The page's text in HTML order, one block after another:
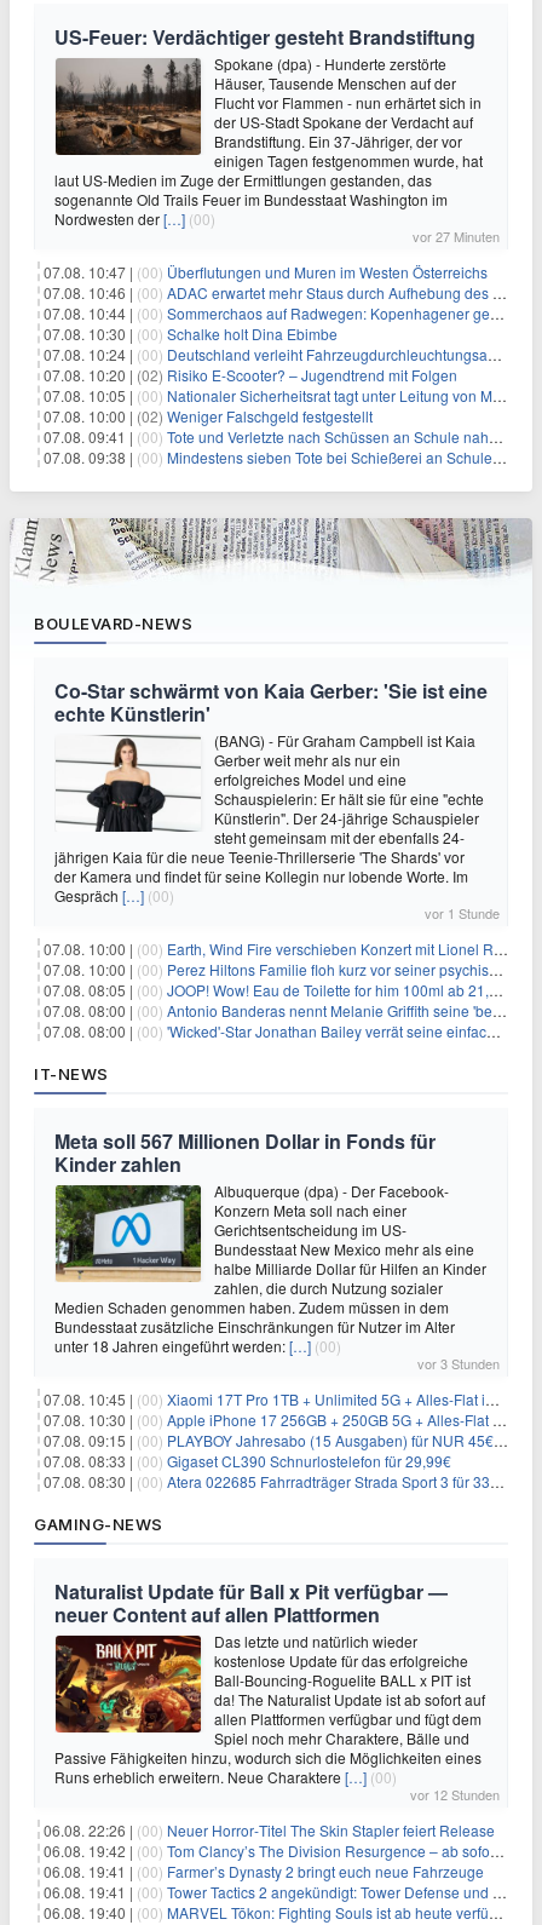
US-Feuer: Verdächtiger gesteht Brandstiftung
Spokane (dpa) - Hunderte zerstörte
Häuser, Tausende Menschen auf der
Flucht vor Flammen - nun erhärtet sich in
der US-Stadt Spokane der Verdacht auf
Brandstiftung. Ein 37-Jähriger, der vor
einigen Tagen festgenommen wurde, hat
laut US-Medien im Zuge der Ermittlungen gestanden, das
sogenannte Old Trails Feuer im Bundesstaat Washington im
Nordwesten der[…] (00)
vor 27 Minuten
07.08. 10:47 | (00) Überflutungen und Muren im Westen Österreichs
07.08. 10:46 | (00) ADAC erwartet mehr Staus durch Aufhebung des Lkw-Fahrverbots
07.08. 10:44 | (00) Sommerchaos auf Radwegen: Kopenhagener genervt von Touristen
07.08. 10:30 | (00) Schalke holt Dina Ebimbe
07.08. 10:24 | (00) Deutschland verleiht Fahrzeugdurchleuchtungsanlagen an Israel
07.08. 10:20 | (02) Risiko E-Scooter? – Jugendtrend mit Folgen
07.08. 10:05 | (00) Nationaler Sicherheitsrat tagt unter Leitung von Merz
07.08. 10:00 | (02) Weniger Falschgeld festgestellt
07.08. 09:41 | (00) Tote und Verletzte nach Schüssen an Schule nahe Bangkok
07.08. 09:38 | (00) Mindestens sieben Tote bei Schießerei an Schule nahe Bangkok
BOULEVARD-NEWS
Co-Star schwärmt von Kaia Gerber: 'Sie ist eine
echte Künstlerin'
(BANG) - Für Graham Campbell ist Kaia
Gerber weit mehr als nur ein
erfolgreiches Model und eine
Schauspielerin: Er hält sie für eine "echte
Künstlerin". Der 24-jährige Schauspieler
steht gemeinsam mit der ebenfalls 24-
jährigen Kaia für die neue Teenie-Thrillerserie 'The Shards' vor
der Kamera und findet für seine Kollegin nur lobende Worte. Im
Gespräch […] (00)
vor 1 Stunde
07.08. 10:00 | (00) Earth, Wind Fire verschieben Konzert mit Lionel Richie nach medizinischem Notfall
07.08. 10:00 | (00) Perez Hiltons Familie floh kurz vor seiner psychischen Krise aus dem Haus
07.08. 08:05 | (00) JOOP! Wow! Eau de Toilette for him 100ml ab 21,84€ im Sparabo
07.08. 08:00 | (00) Antonio Banderas nennt Melanie Griffith seine 'beste Freundin'
07.08. 08:00 | (00) 'Wicked'-Star Jonathan Bailey verrät seine einfache Hautpflegeroutine
IT-NEWS
Meta soll 567 Millionen Dollar in Fonds für
Kinder zahlen
Albuquerque (dpa) - Der Facebook-
Konzern Meta soll nach einer
Gerichtsentscheidung im US-
Bundesstaat New Mexico mehr als eine
halbe Milliarde Dollar für Hilfen an Kinder
zahlen, die durch Nutzung sozialer
Medien Schaden genommen haben. Zudem müssen in dem
Bundesstaat zusätzliche Einschränkungen für Nutzer im Alter
unter 18 Jahren eingeführt werden:[…] (00)
vor 3 Stunden
07.08. 10:45 | (00) Xiaomi 17T Pro 1TB + Unlimited 5G + Alles-Flat im o2 Netz für 29,99€/Monat – eff. 1,15€/Monat
07.08. 10:30 | (00) Apple iPhone 17 256GB + 250GB 5G + Alles-Flat im Telekom-Netz für 34€/Monat – eff. 6,29€/Monat
07.08. 09:15 | (00) PLAYBOY Jahresabo (15 Ausgaben) für NUR 45€ (statt 198€)
07.08. 08:33 | (00) Gigaset CL390 Schnurlostelefon für 29,99€
07.08. 08:30 | (00) Atera 022685 Fahrradträger Strada Sport 3 für 337,48€
GAMING-NEWS
Naturalist Update für Ball x Pit verfügbar —
neuer Content auf allen Plattformen
Das letzte und natürlich wieder
kostenlose Update für das erfolgreiche
Ball-Bouncing-Roguelite BALL x PIT ist
da! The Naturalist Update ist ab sofort auf
allen Plattformen verfügbar und fügt dem
Spiel noch mehr Charaktere, Bälle und
Passive Fähigkeiten hinzu, wodurch sich die Möglichkeiten eines
Runs erheblich erweitern. Neue Charaktere […] (00)
vor 12 Stunden
06.08. 22:26 | (00) Neuer Horror‑Titel The Skin Stapler feiert Release
06.08. 19:42 | (00) Tom Clancy’s The Division Resurgence – ab sofort für euch verfügbar
06.08. 19:41 | (00) Farmer’s Dynasty 2 bringt euch neue Fahrzeuge
06.08. 19:41 | (00) Tower Tactics 2 angekündigt: Tower Defense und Deckbuilding Kombo kehrt zurück
06.08. 19:40 | (00) MARVEL Tōkon: Fighting Souls ist ab heute verfügbar